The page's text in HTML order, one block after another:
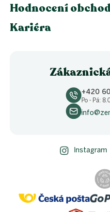
Hodnocení
Kariéra
+420
Po - Pá:
Instagram